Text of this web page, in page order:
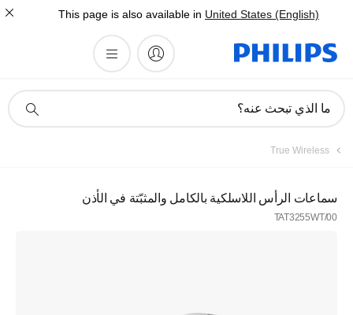
This page is also available in United States (English)
دعم
ما الذي تبحث عنه؟
True Wireless
سماعات الرأس اللاسلكية بالكامل والمثبّتة في الأذن
TAT3255WT/00